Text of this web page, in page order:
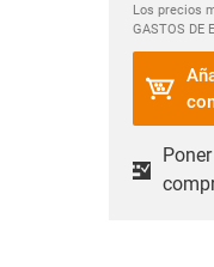
Los precios
GASTOS DE